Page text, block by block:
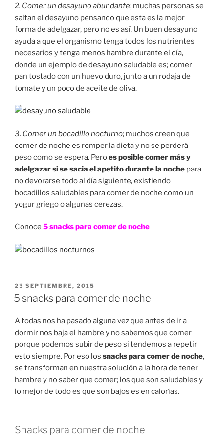
2. Comer un desayuno abundante; muchas personas se
saltan el desayuno pensando que esta es la mejor
forma de adelgazar, pero no es así. Un buen desayuno
ayuda a que el organismo tenga todos los nutrientes
necesarios y tenga menos hambre durante el día,
donde un ejemplo de desayuno saludable es; comer
pan tostado con un huevo duro, junto a un rodaja de
tomate y un poco de aceite de oliva.
3. Comer un bocadillo nocturno; muchos creen que
comer de noche es romper la dieta y no se perderá
peso como se espera. Peroes posible comer más y
adelgazar si se sacia el apetito durante la noche para
no devorarse todo al día siguiente, existiendo
bocadillos saludables para comer de noche como un
yogur griego o algunas cerezas.
Conoce 5 snacks para comer de noche
PUBLICADO
EN
23 SEPTIEMBRE, 2015
5 snacks para comer de noche
A todas nos ha pasado alguna vez que antes de ir a
dormir nos baja el hambre y no sabemos que comer
porque podemos subir de peso si tendemos a repetir
esto siempre. Por eso los snacks para comer de noche,
se transforman en nuestra solución a la hora de tener
hambre y no saber que comer; los que son saludables y
lo mejor de todo es que son bajos es en calorías.
Snacks para comer de noche